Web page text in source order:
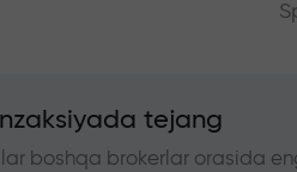
tejang
boshqa brokerlar orasida